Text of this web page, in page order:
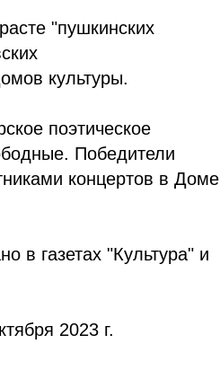
"пушкинских
культуры.
поэтическое
Победители
концертов в Доме
в газетах "Культура" и
2023 г.